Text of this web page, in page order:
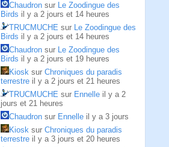
Chaudron sur Le Zoodingue des
Birds il y a 2 jours et 14 heures
TRUCMUCHE sur Le Zoodingue des
Birds il y a 2 jours et 14 heures
Chaudron sur Le Zoodingue des
Birds il y a 2 jours et 19 heures
Kiosk sur Chroniques du paradis
terrestre il y a 2 jours et 21 heures
TRUCMUCHE sur Ennelle il y a 2
jours et 21 heures
Chaudron sur Ennelle il y a 3 jours
Kiosk sur Chroniques du paradis
terrestre il y a 3 jours et 20 heures